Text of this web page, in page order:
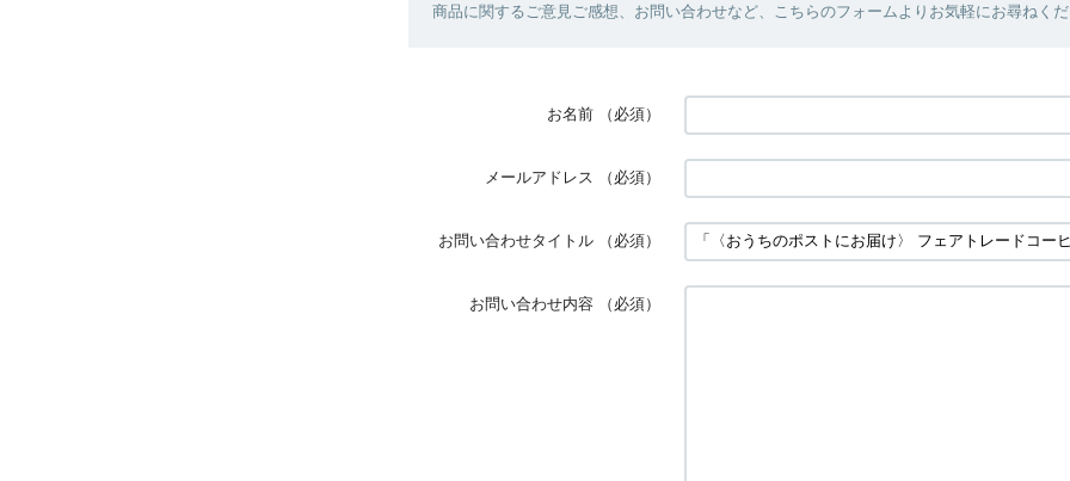
商品に関するご意見ご感想、お問い合わせなど、こちらのフォームよりお気軽にお尋ねく
お名前 （必須）
メールアドレス （必須）
お問い合わせタイトル （必須）
お問い合わせ内容 （必須）